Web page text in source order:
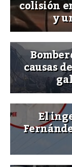
colisión
y
causas
El